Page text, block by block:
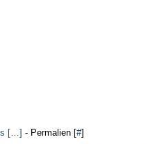
[…] - Permalien [#]